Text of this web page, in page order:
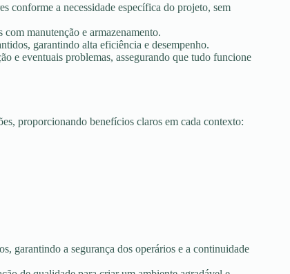
conforme a necessidade específica do projeto, sem
manutenção e armazenamento.
garantindo alta eficiência e desempenho.
e eventuais problemas, assegurando que tudo funcione
proporcionando benefícios claros em cada contexto:
garantindo a segurança dos operários e a continuidade